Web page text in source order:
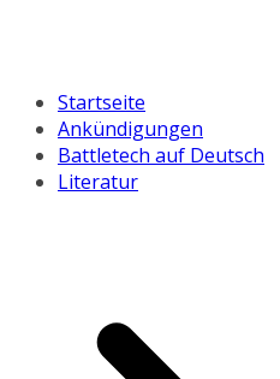
Startseite
Ankündigungen
Battletech auf Deutsch
Literatur